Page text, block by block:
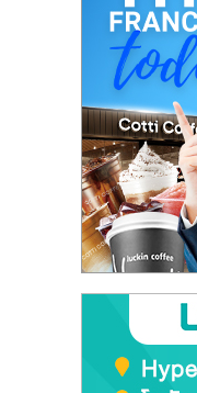
ปรึกษา
การ
ลงทุน